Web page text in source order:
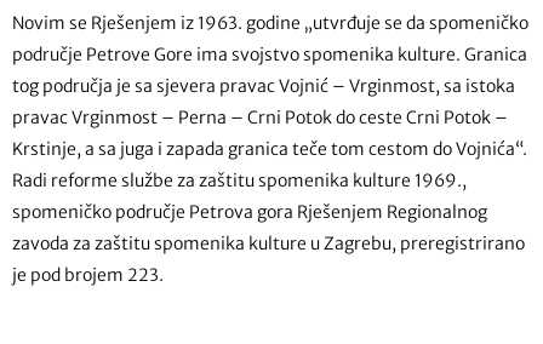
Novim se Rješenjem iz 1963. godine „utvrđuje se da spomeničko
područje Petrove Gore ima svojstvo spomenika kulture. Granica
tog područja je sa sjevera pravac Vojnić – Vrginmost, sa istoka
pravac Vrginmost – Perna – Crni Potok do ceste Crni Potok –
Krstinje, a sa juga i zapada granica teče tom cestom do Vojnića“.
Radi reforme službe za zaštitu spomenika kulture 1969.,
spomeničko područje Petrova gora Rješenjem Regionalnog
zavoda za zaštitu spomenika kulture u Zagrebu, preregistrirano
je pod brojem 223.